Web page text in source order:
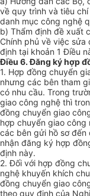
về quy trình và tiêu
danh mục công nghệ
b) Thẩm định đề xuất
Chính phủ về việc
định tại khoản 1 Điều
Điều 6. Đăng ký hợp
1. Hợp đồng chuyển
nhưng các bên tham
có nhu cầu. Trong
giao công nghệ thì
đồng chuyển giao
hợp chuyển giao
các bên gửi hồ sơ đến
nhận đăng ký hợp
định này.
2. Đối với hợp đồng
nghệ khuyến khích
đồng chuyển giao
theo quy định của